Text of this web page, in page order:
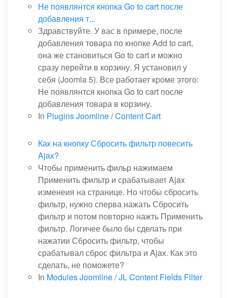
Не появлянтся кнопка Go to cart после
добавления т...
Здравствуйте. У вас в примере, после
добавления товара по кнопке Add to cart,
она же становиться Go to cart и можно
сразу перейти в корзину. Я установил у
себя (Joomla 5). Все работает кроме этого:
Не появлянтся кнопка Go to cart после
добавления товара в корзину.
In Plugins Joomline/Content Cart
Как на кнопку Сбросить фильтр повесить
Ajax?
Чтобы применить фильр нажимаем
Применить фильтр и срабатывает Ajax
изменеия на странице. Но чтобы сбросить
фильтр, нужно сперва нажать Сбросить
фильтр и потом повторно нажть Применить
фильтр. Логичее было бы сделать при
нажатии Сбросить фильтр, чтобы
срабатывал сброс фильтра и Ajax. Как это
сделать, не поможете?
In Modules Joomline/JL Content Fields Filter